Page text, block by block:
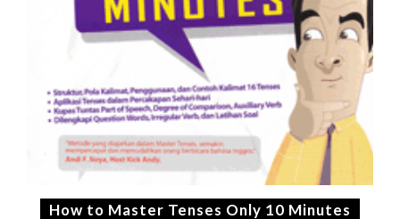
How to Master Tenses Only 10 Minutes